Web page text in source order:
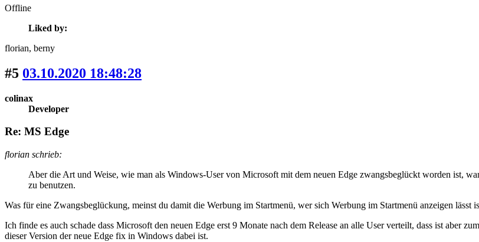
Offline
Liked by:
florian, berny
#5 03.10.2020 18:48:28
colinax
Developer
Re: MS Edge
florian schrieb:
Aber die Art und Weise, wie man als Windows-User von Microsoft mit dem neuen Edge zwangsbeglückt worden ist,
zu benutzen.
Was für eine Zwangsbeglückung, meinst du damit die Werbung im Startmenü, wer sich Werbung im Startmenü anzeigen lässt
Ich finde es auch schade dass Microsoft den neuen Edge erst 9 Monate nach dem Release an alle User verteilt, dass ist aber
dieser Version der neue Edge fix in Windows dabei ist.